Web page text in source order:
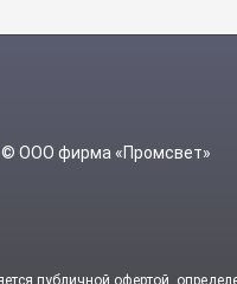
© ООО фирма «Промсвет»